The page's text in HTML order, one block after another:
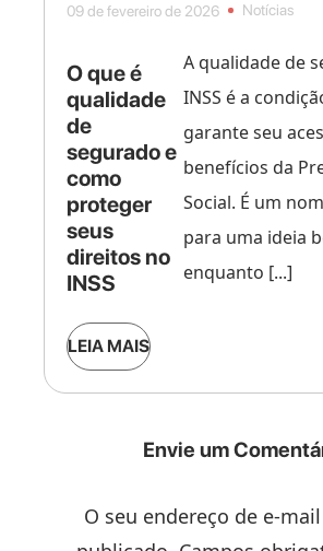
09 de fevereiro de 2026 Notícias
O que é
qualidade
de
segurado e
como
proteger
seus
direitos no
INSS
A qualidade de
INSS é a
garante seu
benefícios da
Social. É um
para uma ideia
enquanto [...]
LEIA MAIS
Envie um
O seu endereço de e-